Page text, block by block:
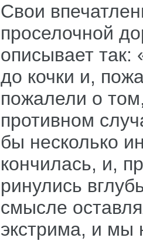
Свои
проселочной
описывает
до кочки и,
пожалели о
противном
бы несколько
кончилась, и,
ринулись
смысле
экстрима, и мы